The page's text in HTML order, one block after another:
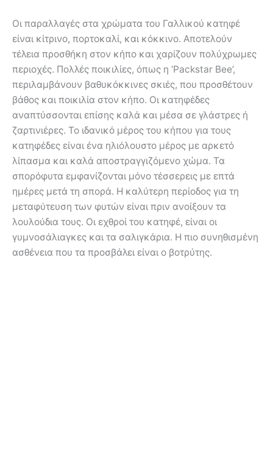
Οι παραλλαγές στα χρώματα του Γαλλικού κατηφέ
είναι κίτρινο, πορτοκαλί, και κόκκινο. Αποτελούν
τέλεια προσθήκη στον κήπο και χαρίζουν πολύχρωμες
περιοχές. Πολλές ποικιλίες, όπως η ‘Packstar Bee’,
περιλαμβάνουν βαθυκόκκινες σκιές, που προσθέτουν
βάθος και ποικιλία στον κήπο. Οι κατηφέδες
αναπτύσσονται επίσης καλά και μέσα σε γλάστρες ή
ζαρτινιέρες. Το ιδανικό μέρος του κήπου για τους
κατηφέδες είναι ένα ηλιόλουστο μέρος με αρκετό
λίπασμα και καλά αποστραγγιζόμενο χώμα. Τα
σπορόφυτα εμφανίζονται μόνο τέσσερεις με επτά
ημέρες μετά τη σπορά. Η καλύτερη περίοδος για τη
μεταφύτευση των φυτών είναι πριν ανοίξουν τα
λουλούδια τους. Οι εχθροί του κατηφέ, είναι οι
γυμνοσάλιαγκες και τα σαλιγκάρια. Η πιο συνηθισμένη
ασθένεια που τα προσβάλει είναι ο βοτρύτης.